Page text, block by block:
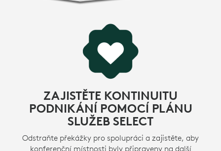
ZAJISTĚTE KONTINUITU
PODNIKÁNÍ POMOCÍ PLÁNU
SLUŽEB SELECT
Odstraňte překážky pro spolupráci a zajistěte, aby
konferenční místnosti byly připraveny na další